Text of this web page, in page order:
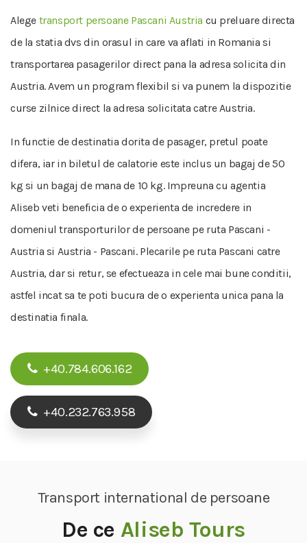
Alege transport persoane Pascani Austria cu preluare directa
de la statia dvs din orasul in care va aflati in Romania si
transportarea pasagerilor direct pana la adresa solicita din
Austria. Avem un program flexibil si va punem la dispozitie
curse zilnice direct la adresa solicitata catre Austria.
In functie de destinatia dorita de pasager, pretul poate
difera, iar in biletul de calatorie este inclus un bagaj de 50
kg si un bagaj de mana de 10 kg. Impreuna cu agentia
Aliseb veti beneficia de o experienta de incredere in
domeniul transporturilor de persoane pe ruta Pascani -
Austria si Austria - Pascani. Plecarile pe ruta Pascani catre
Austria, dar si retur, se efectueaza in cele mai bune conditii,
astfel incat sa te poti bucura de o experienta unica pana la
destinatia finala.
+40.784.606.162
+40.232.763.958
Transport international de persoane
De ce Aliseb Tours